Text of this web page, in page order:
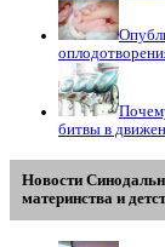
битвы в
Новости
материнства и